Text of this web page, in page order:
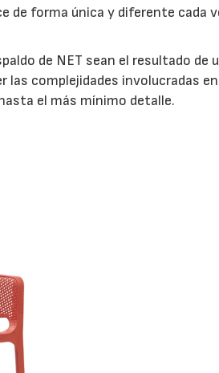
de forma única y diferente cada
de NET sean el resultado de
las complejidades involucradas
el más mínimo detalle.